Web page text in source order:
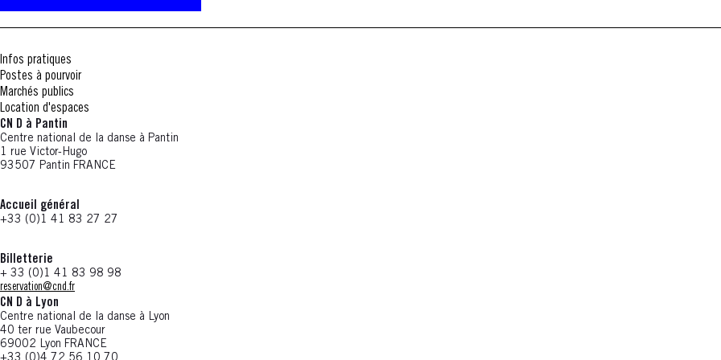
Infos pratiques
Postes à pourvoir
Marchés publics
Location d'espaces
CN D à Pantin
Centre national de la danse à Pantin
1 rue Victor-Hugo
93507 Pantin FRANCE
Accueil général
+33 (0)1 41 83 27 27
Billetterie
+ 33 (0)1 41 83 98 98
reservation@cnd.fr
CN D à Lyon
Centre national de la danse à Lyon
40 ter rue Vaubecour
69002 Lyon FRANCE